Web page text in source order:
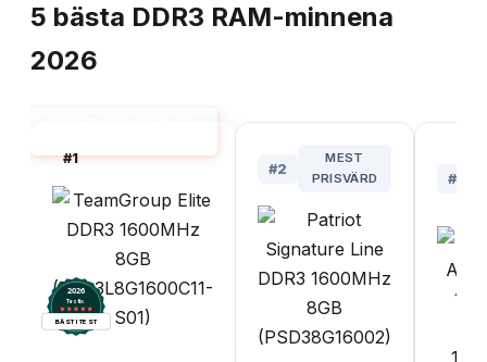
5 bästa DDR3 RAM-minnena
2026
#1
2026
Testix.
BÄST I TEST
#2
MEST
PRISVÄRD
#